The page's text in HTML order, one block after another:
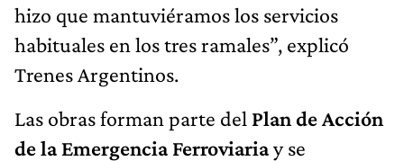
hizo que mantuviéramos los servicios
habituales en los tres ramales”, explicó
Trenes Argentinos.
Las obras forman parte del Plan de Acción
de la Emergencia Ferroviariay se